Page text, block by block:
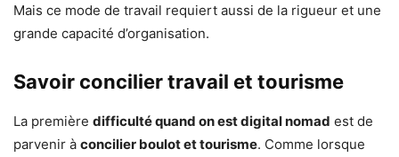
Mais ce mode de travail requiert aussi de la rigueur et une
grande capacité d’organisation.
Savoir concilier travail et tourisme
La première difficulté quand on est digital nomad est de
parvenir à concilier boulot et tourisme. Comme lorsque